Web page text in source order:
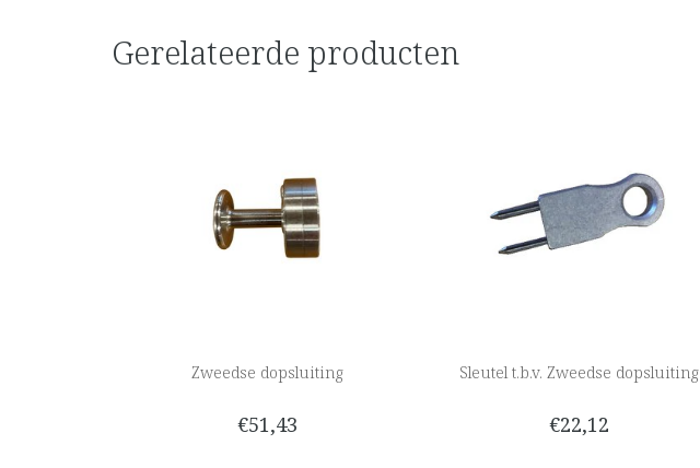
Gerelateerde producten
Zweedse dopsluiting
€51,43
Sleutel t.b.v. Zweedse dopsluiting
€22,12